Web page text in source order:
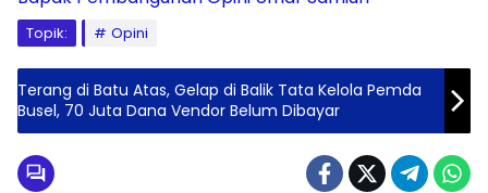
Topik: Opini
Terang di Batu Atas, Gelap di Balik Tata Kelola Pemda
Busel, 70 Juta Dana Vendor Belum Dibayar